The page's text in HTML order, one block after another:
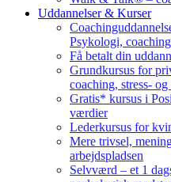
Uddannelser & Kurser
Psykologi,
Få betalt din
Grundkursus for
coaching, stress-
Gratis* kursus i
værdier
Lederkursus for
Mere trivsel,
arbejdspladsen
Selvværd – et 1